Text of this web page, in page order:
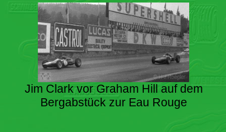
Jim Clark vor Graham Hill auf dem
Bergabstück zur Eau Rouge